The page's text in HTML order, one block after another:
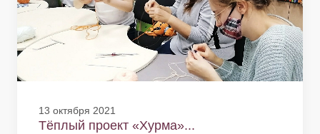
13 октября 2021
Тёплый проект «Хурма»...